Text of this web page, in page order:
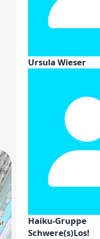
Ursula Wieser
Haiku-Gruppe
Schwere(s)Los!